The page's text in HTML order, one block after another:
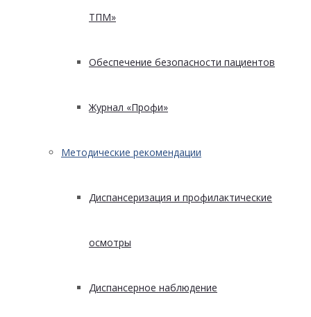
ТПМ»
Обеспечение безопасности пациентов
Журнал «Профи»
Методические рекомендации
Диспансеризация и профилактические
осмотры
Диспансерное наблюдение